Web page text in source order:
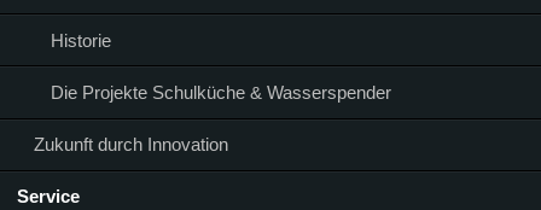
Historie
Die Projekte Schulküche & Wasserspender
Zukunft durch Innovation
Service